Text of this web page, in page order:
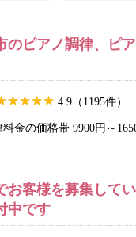
のピアノ調律、ピ
4.9（1195件）
金の価格帯 9900円～
お客様を募集して
中です